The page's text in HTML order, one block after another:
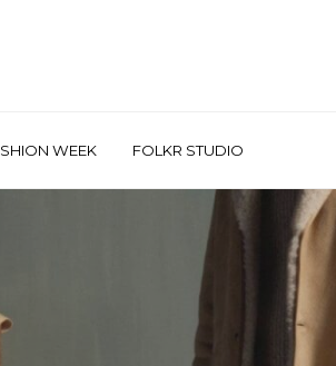
WEEK FOLKR STUDIO